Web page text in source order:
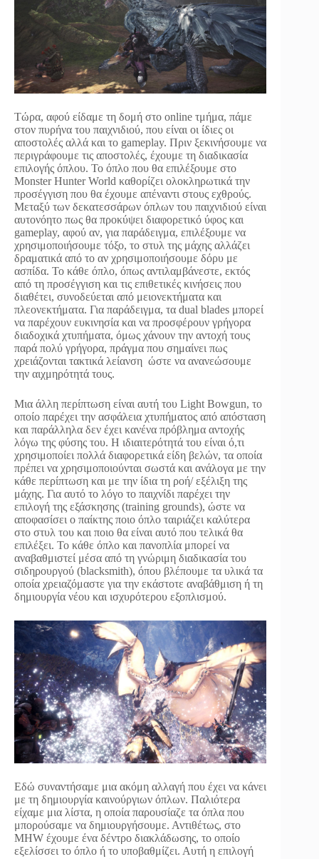
Τώρα, αφού είδαμε τη δομή στο online τμήμα, πάμε
στον πυρήνα του παιχνιδιού, που είναι οι ίδιες οι
αποστολές αλλά και το gameplay. Πριν ξεκινήσουμε να
περιγράφουμε τις αποστολές, έχουμε τη διαδικασία
επιλογής όπλου. Το όπλο που θα επιλέξουμε στο
Monster Hunter World καθορίζει ολοκληρωτικά την
προσέγγιση που θα έχουμε απέναντι στους εχθρούς.
Μεταξύ των δεκατεσσάρων όπλων του παιχνιδιού είναι
αυτονόητο πως θα προκύψει διαφορετικό ύφος και
gameplay, αφού αν, για παράδειγμα, επιλέξουμε να
χρησιμοποιήσουμε τόξο, το στυλ της μάχης αλλάζει
δραματικά από το αν χρησιμοποιήσουμε δόρυ με
ασπίδα. Το κάθε όπλο, όπως αντιλαμβάνεστε, εκτός
από τη προσέγγιση και τις επιθετικές κινήσεις που
διαθέτει, συνοδεύεται από μειονεκτήματα και
πλεονεκτήματα. Για παράδειγμα, τα dual blades μπορεί
να παρέχουν ευκινησία και να προσφέρουν γρήγορα
διαδοχικά χτυπήματα, όμως χάνουν την αντοχή τους
παρά πολύ γρήγορα, πράγμα που σημαίνει πως
χρειάζονται τακτικά λείανση ώστε να ανανεώσουμε
την αιχμηρότητά τους.
Μια άλλη περίπτωση είναι αυτή του Light Bowgun, το
οποίο παρέχει την ασφάλεια χτυπήματος από απόσταση
και παράλληλα δεν έχει κανένα πρόβλημα αντοχής
λόγω της φύσης του. Η ιδιαιτερότητά του είναι ό,τι
χρησιμοποίει πολλά διαφορετικά είδη βελών, τα οποία
πρέπει να χρησιμοποιούνται σωστά και ανάλογα με την
κάθε περίπτωση και με την ίδια τη ροή/ εξέλιξη της
μάχης. Για αυτό το λόγο το παιχνίδι παρέχει την
επιλογή της εξάσκησης (training grounds), ώστε να
αποφασίσει ο παίκτης ποιο όπλο ταιριάζει καλύτερα
στο στυλ του και ποιο θα είναι αυτό που τελικά θα
επιλέξει. Το κάθε όπλο και πανοπλία μπορεί να
αναβαθμιστεί μέσα από τη γνώριμη διαδικασία του
σιδηρουργού (blacksmith), όπου βλέπουμε τα υλικά τα
οποία χρειαζόμαστε για την εκάστοτε αναβάθμιση ή τη
δημιουργία νέου και ισχυρότερου εξοπλισμού.
Εδώ συναντήσαμε μια ακόμη αλλαγή που έχει να κάνει
με τη δημιουργία καινούργιων όπλων. Παλιότερα
είχαμε μια λίστα, η οποία παρουσίαζε τα όπλα που
μπορούσαμε να δημιουργήσουμε. Αντιθέτως, στο
MHW έχουμε ένα δέντρο διακλάδωσης, το οποίο
εξελίσσει το όπλο ή το υποβαθμίζει. Αυτή η επιλογή